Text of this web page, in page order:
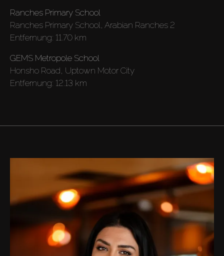
Verkaufen
Off-Plan
Ranches Primary School
Ranches Primary School, Arabian Ranches 2
Entfernung: 11.70 km
GEMS Metropole School
Honsho Road, Uptown Motor City
Entfernung: 12.13 km